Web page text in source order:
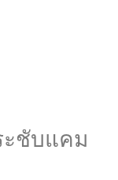
ะชับแคม